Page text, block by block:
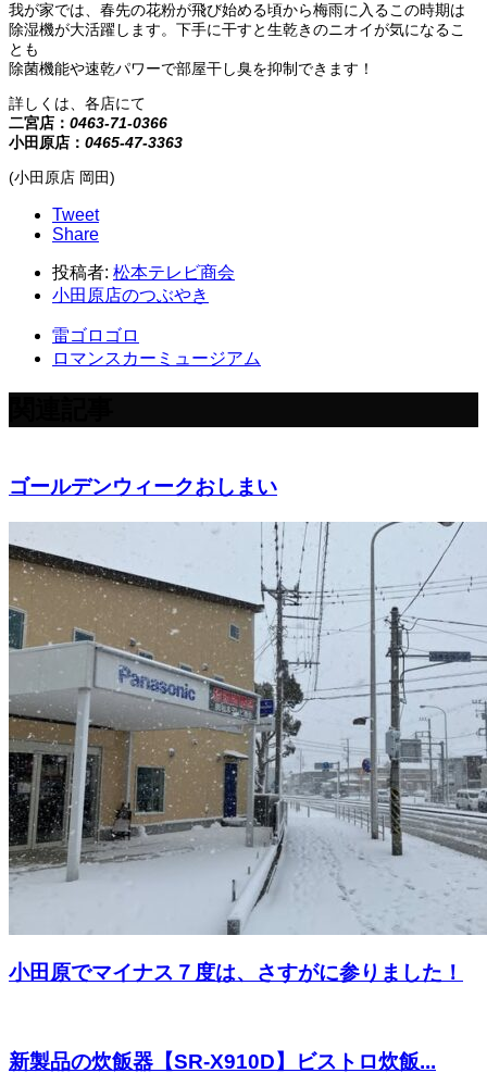
我が家では、春先の花粉が飛び始める頃から梅雨に入るこの時期は
除湿機が大活躍します。下手に干すと生乾きのニオイが気になるこ
とも
除菌機能や速乾パワーで部屋干し臭を抑制できます！
詳しくは、各店にて
二宮店： 0463-71-0366
小田原店： 0465-47-3363
(小田原店 岡田)
Tweet
Share
投稿者: 松本テレビ商会
小田原店のつぶやき
雷ゴロゴロ
ロマンスカーミュージアム
ゴールデンウィークおしまい
小田原でマイナス７度は、さすがに参りました！
新製品の炊飯器【SR-X910D】ビストロ炊飯...